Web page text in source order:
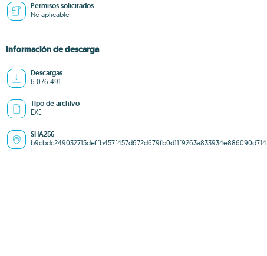
Permisos solicitados
No aplicable
Información de descarga
Descargas
6.076.491
Tipo de archivo
EXE
SHA256
b9cbdc249032715deffb457f457d672d679fb0d11f9263a833934e886090d714